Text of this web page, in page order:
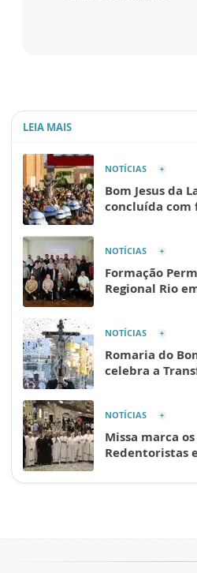
LEIA MAIS
NOTÍCIAS
Bom Jesus da
concluída com
NOTÍCIAS
Formação
Regional Rio
NOTÍCIAS
Romaria do
celebra a
NOTÍCIAS
Missa marca
Redentoristas